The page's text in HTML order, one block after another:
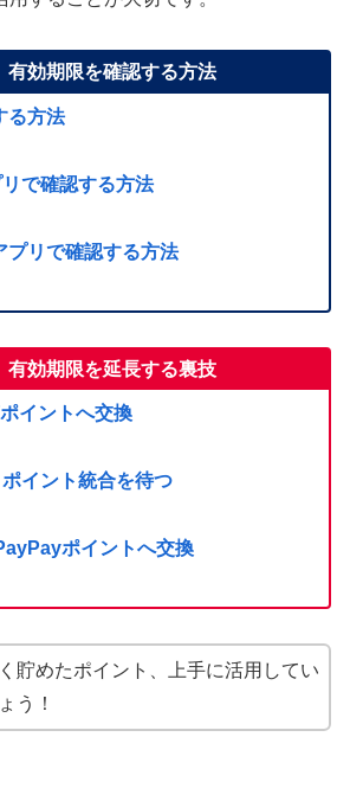
有効期限を確認する方法
る方法
で確認する方法
プリで確認する方法
有効期限を延長する裏技
イントへ交換
イント統合を待つ
ポイントへ交換
貯めたポイント、上手に活用してい
う！